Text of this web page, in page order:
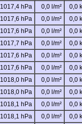
1017,4 hPa 0,0 l/m²
0,0
1017,6 hPa 0,0 l/m²
0,0
1017,6 hPa 0,0 l/m²
0,0
1017,7 hPa 0,0 l/m²
0,0
1017,6 hPa 0,0 l/m²
0,0
1017,6 hPa 0,0 l/m²
0,0
1018,0 hPa 0,0 l/m²
0,0
1018,0 hPa 0,0 l/m²
0,0
1018,1 hPa 0,0 l/m²
0,0
1018,1 hPa 0,0 l/m²
0,0